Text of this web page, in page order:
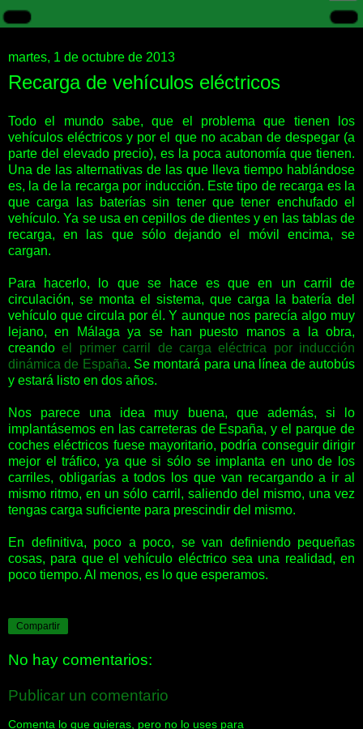
martes, 1 de octubre de 2013
Recarga de vehículos eléctricos
Todo el mundo sabe, que el problema que tienen los
vehículos eléctricos y por el que no acaban de despegar (a
parte del elevado precio), es la poca autonomía que tienen.
Una de las alternativas de las que lleva tiempo hablándose
es, la de la recarga por inducción. Este tipo de recarga es la
que carga las baterías sin tener que tener enchufado el
vehículo. Ya se usa en cepillos de dientes y en las tablas de
recarga, en las que sólo dejando el móvil encima, se
cargan.
Para hacerlo, lo que se hace es que en un carril de
circulación, se monta el sistema, que carga la batería del
vehículo que circula por él. Y aunque nos parecía algo muy
lejano, en Málaga ya se han puesto manos a la obra,
creandoel primer carril de carga eléctrica por inducción
dinámica de España. Se montará para una línea de autobús
y estará listo en dos años.
Nos parece una idea muy buena, que además, si lo
implantásemos en las carreteras de España, y el parque de
coches eléctricos fuese mayoritario, podría conseguir dirigir
mejor el tráfico, ya que si sólo se implanta en uno de los
carriles, obligarías a todos los que van recargando a ir al
mismo ritmo, en un sólo carril, saliendo del mismo, una vez
tengas carga suficiente para prescindir del mismo.
En definitiva, poco a poco, se van definiendo pequeñas
cosas, para que el vehículo eléctrico sea una realidad, en
poco tiempo. Al menos, es lo que esperamos.
Compartir
No hay comentarios:
Publicar un comentario
Comenta lo que quieras, pero no lo uses para